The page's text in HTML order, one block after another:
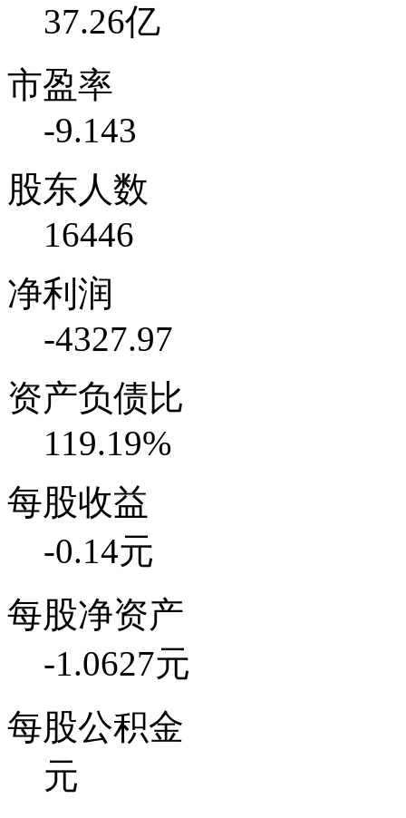
37.26亿
市盈率
-9.143
股东人数
16446
净利润
-4327.97
资产负债比
119.19%
每股收益
-0.14元
每股净资产
-1.0627元
每股公积金
元